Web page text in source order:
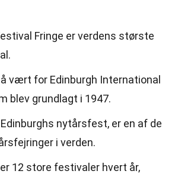
Fringe er verdens største
vært for Edinburgh International
blev grundlagt i 1947.
nytårsfest, er en af de
i verden.
12 store festivaler hvert år,